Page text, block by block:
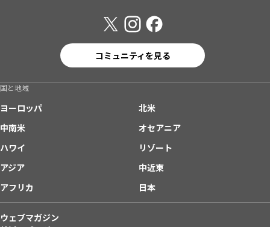
コミュニティを見る
国と地域
ヨーロッパ
北米
中南米
オセアニア
ハワイ
リゾート
アジア
中近東
アフリカ
日本
ウェブマガジン